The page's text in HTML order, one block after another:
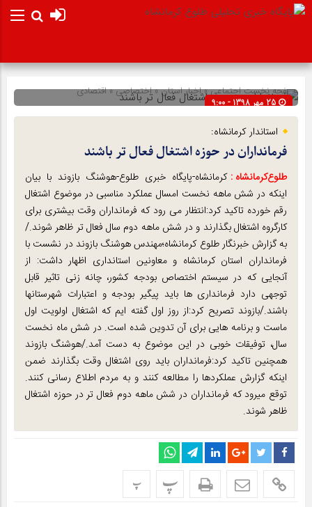
صفحه نخستاجتماعی»اخبار استان»اختصاصی»اقتصادی
25 مهر 1398 - 9:00
شناسه : 126541
استاندار کرمانشاه:
فرمانداران در حوزه اشتغال فعال تر باشند
طلوع‌‌کرمانشاه : کرمانشاه-پایگاه خبری طلوع-هوشنگ بازوند با بیان
اینکه در شش ماهه نخست امسال عملکرد مناسبی در موضوع اشتغال
رقم خورده تاکید کرد:انتظار می رود که فرمانداران وقت بیشتری برای
کارگروه اشتغال بگذارند و در شش ماهه دوم سال فعال تر ظاهر شوند./
به گزارش خبرنگار طلوع کرمانشاه؛مهندس هوشنگ بازوند در نشست با
فرمانداران استان کرمانشاه و معاونین استانداری اظهار داشت: از
آنجایی که در سیستم اختصاص بودجه کشور، چانه زنی تاثیر قابل
توجهی دارد فرمانداری ها باید پیگیر بودجه و اعتبارات شهرستانها
باشند./بازوند تصریح کرد:از روز اول گفته ایم که اشتغال اولویت اول
ماست و برنامه هایی برای آن تدوین شده است. در شش ماه نخست
سال، توفیقات خوبی در این موضوع به دست آمد./هوشنگ بازوند
همچنین تاکید کرد:فرمانداران باید روی اشتغال وقت بگذارند ضمن
اینکه گزارش عملکردها را مطالعه کنند و به مردم اطلاع رسانی کنند.
توقع میرود که فرمانداران در شش ماهه دوم فعال تر در حوزه اشتغال
ظاهر شوند.
پ پ